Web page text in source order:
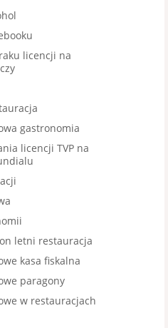
licencji na
gastronomia
licencji TVP na
letni restauracja
kasa fiskalna
paragony
w restauracjach